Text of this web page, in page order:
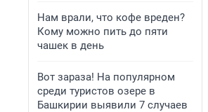
Нам врали, что кофе вреден?
Кому можно пить до пяти
чашек в день
Вот зараза! На популярном
среди туристов озере в
Башкирии выявили 7 случаев